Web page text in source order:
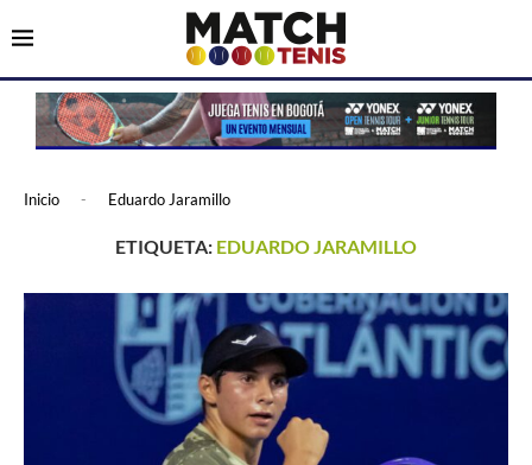
Inicio - Eduardo Jaramillo
ETIQUETA: EDUARDO JARAMILLO